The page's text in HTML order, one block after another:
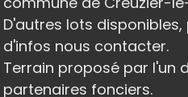
D'autres lots disponibles,
d'infos nous contacter.
Terrain proposé par l'un
partenaires fonciers.